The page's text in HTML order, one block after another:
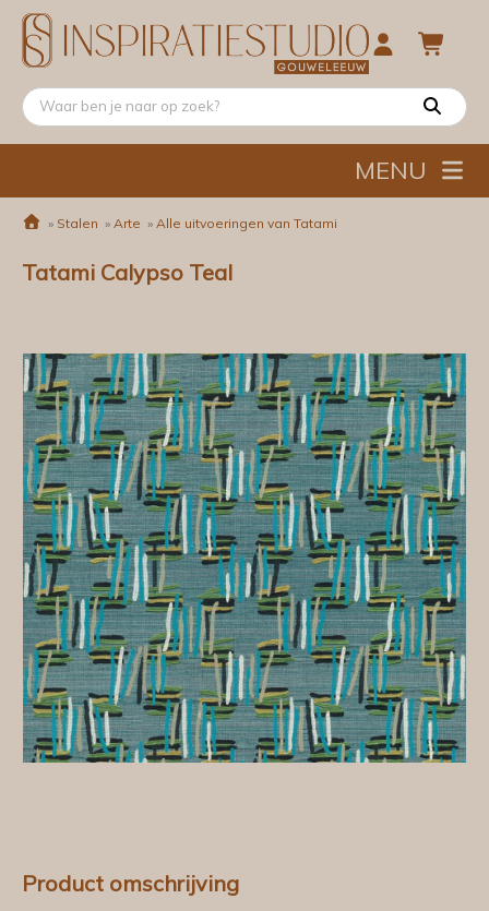
MENU
» Stalen » Arte » Alle uitvoeringen van Tatami
Tatami Calypso Teal
Product omschrijving